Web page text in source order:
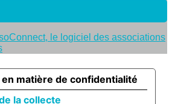
le logiciel des associations
la collecte
matière de confidentialité